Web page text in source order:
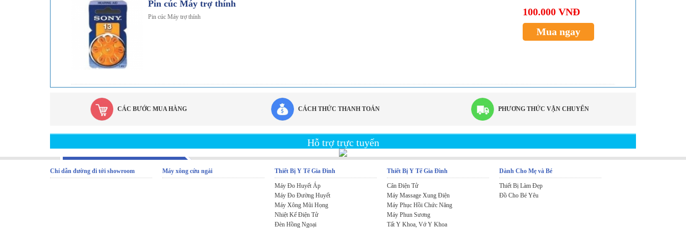
Pin cúc Máy trợ thính
Pin cúc Máy trợ thính
100.000 VNĐ
Mua ngay
CÁC BƯỚC MUA HÀNG CÁCH THỨC THANH TOÁN PHƯƠNG THỨC VẬN CHUYỂN
Hỗ trợ trực tuyến
Chỉ dẫn đường đi tới showroom Máy xông cứu ngải Thiết Bị Y Tế Gia Đình
Máy Đo Huyết Áp
Máy Đo Đường Huyết
Máy Xông Mũi Họng
Nhiệt Kế Điện Tử
Đèn Hồng Ngoại
Thiết Bị Y Tế Gia Đình
Cân Điện Tử
Máy Massage Xung Điện
Máy Phục Hồi Chức Năng
Máy Phun Sương
Tất Y Khoa, Vớ Y Khoa
Dành Cho Mẹ và Bé
Thiết Bị Làm Đẹp
Đồ Cho Bé Yêu